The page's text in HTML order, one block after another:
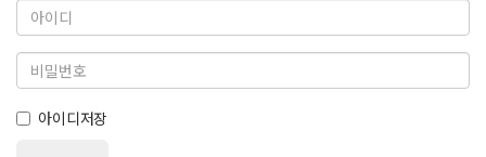
아이디저장